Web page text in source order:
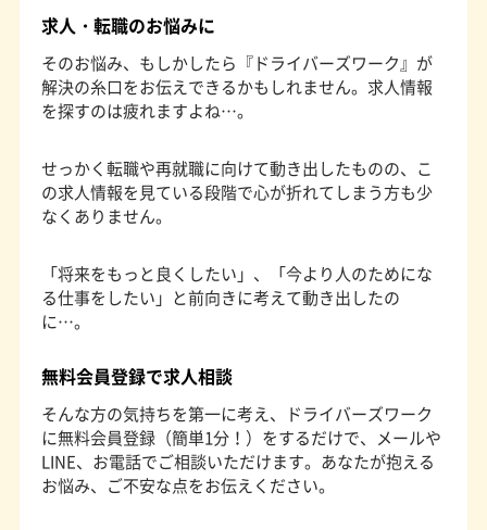
求人・転職のお悩みに
そのお悩み、もしかしたら『ドライバーズワーク』が
解決の糸口をお伝えできるかもしれません。求人情報
を探すのは疲れますよね…。
せっかく転職や再就職に向けて動き出したものの、こ
の求人情報を見ている段階で心が折れてしまう方も少
なくありません。
「将来をもっと良くしたい」、「今より人のためにな
る仕事をしたい」と前向きに考えて動き出したの
に…。
無料会員登録で求人相談
そんな方の気持ちを第一に考え、ドライバーズワーク
に無料会員登録（簡単1分！）をするだけで、メールや
LINE、お電話でご相談いただけます。あなたが抱える
お悩み、ご不安な点をお伝えください。